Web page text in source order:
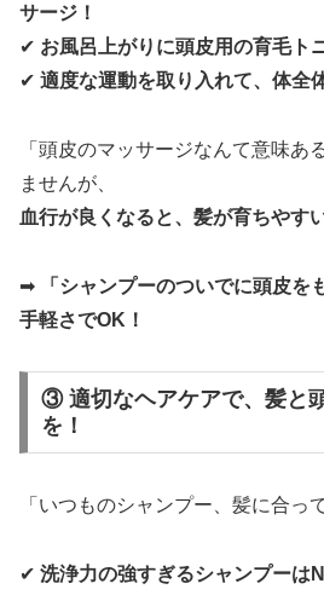
サージ！
✔ お風呂上がりに頭皮用の育毛ト
✔ 適度な運動を取り入れて、体全
「頭皮のマッサージなんて意味あ
ませんが、
血行が良くなると、髪が育ちやす
➡
「シャンプーのついでに頭皮を
手軽さでOK！
③ 適切なヘアケアで、髪と
を！
「いつものシャンプー、髪に合っ
✔ 洗浄力の強すぎるシャンプーは